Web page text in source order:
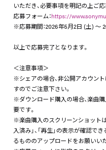
いただき、必要事項を明記の上ご応
応募フォーム：https://
※応募期間：2026年5月2日 (土) ～
以上で応募完了となります。
＜注意事項＞
※シェアの場合、非公開アカウン
すのでご注意下さい。
※ダウンロード購入の場合、楽曲
要です。
※楽曲購入のスクリーンショット
入済み」、「再生」の表示が確認
るもののアップロードをお願いい